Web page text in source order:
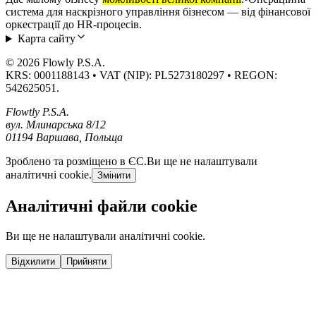
система для наскрізного управління бізнесом — від фінансової
оркестрації до HR-процесів.
Карта сайту
© 2026 Flowly P.S.A.
KRS: 0001188143 • VAT (NIP): PL5273180297 • REGON:
542625051.
Flowtly P.S.A.
вул. Млинарська 8/12
01194 Варшава, Польща
Зроблено та розміщено в ЄС.Ви ще не налаштували
аналітичні cookie. Змінити
Аналітичні файли cookie
Ви ще не налаштували аналітичні cookie.
Відхилити Прийняти